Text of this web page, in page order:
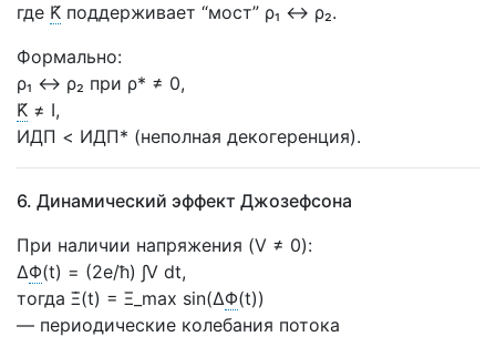
где K̃ поддерживает “мост” ρ₁ ↔ ρ₂.
Формально:
ρ₁ ↔ ρ₂ при ρ* ≠ 0,
K̃ ≠ I,
ИДП < ИДП* (неполная декогеренция).
6. Динамический эффект Джозефсона
При наличии напряжения (V ≠ 0):
ΔΦ(t) = (2e/ħ) ∫V dt,
тогда Ξ̇(t) = Ξ_max sin(ΔΦ(t))
— периодические колебания потока